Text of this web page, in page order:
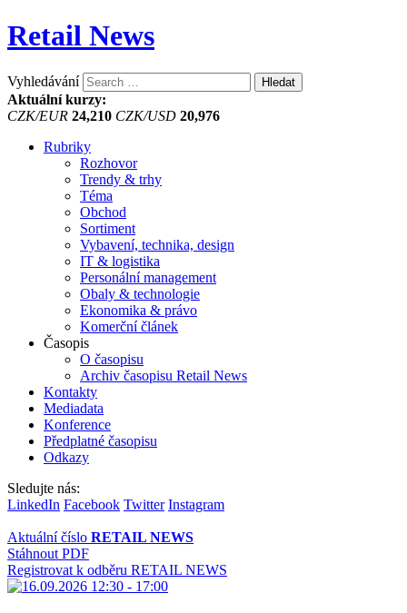
Retail News
Vyhledávání
Aktuální kurzy:
CZK/EUR 24,210 CZK/USD 20,976
Rubriky
Rozhovor
Trendy & trhy
Téma
Obchod
Sortiment
Vybavení, technika, design
IT & logistika
Personální management
Obaly & technologie
Ekonomika & právo
Komerční článek
Časopis
O časopisu
Archiv časopisu Retail News
Kontakty
Mediadata
Konference
Předplatné časopisu
Odkazy
Sledujte nás:
LinkedIn Facebook Twitter Instagram
Aktuální číslo RETAIL NEWS
Stáhnout PDF
Registrovat k odběru RETAIL NEWS